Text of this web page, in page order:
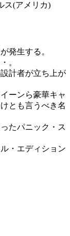
ス(アメリカ)
発生する。
。
計者が立ち上が
ーンら豪華キャ
とも言うべき名
たパニック・ス
・エディション